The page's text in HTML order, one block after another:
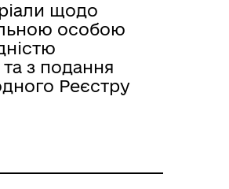
щодо
особою
та з подання
Реєстру